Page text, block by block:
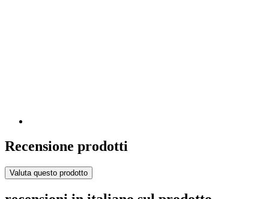
Recensione prodotti
Valuta questo prodotto